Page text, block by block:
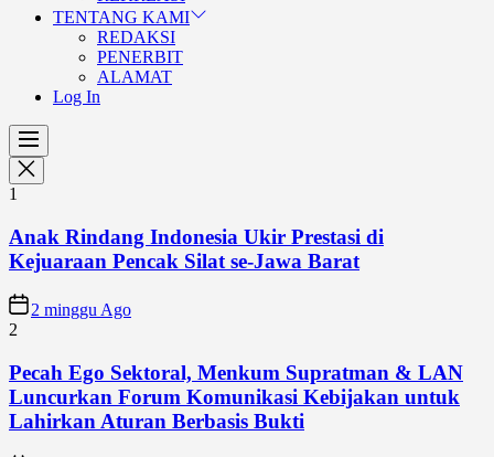
TENTANG KAMI
REDAKSI
PENERBIT
ALAMAT
Log In
1
Anak Rindang Indonesia Ukir Prestasi di
Kejuaraan Pencak Silat se-Jawa Barat
2 minggu Ago
2
Pecah Ego Sektoral, Menkum Supratman & LAN
Luncurkan Forum Komunikasi Kebijakan untuk
Lahirkan Aturan Berbasis Bukti